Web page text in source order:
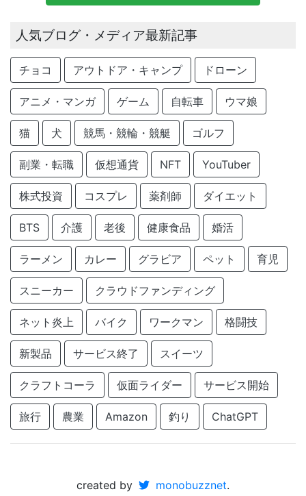
人気ブログ・メディア最新記事
チョコ アウトドア・キャンプ ドローン
アニメ・マンガ ゲーム 自転車 ウマ娘
猫 犬 競馬・競輪・競艇 ゴルフ
副業・転職 仮想通貨 NFT YouTuber
株式投資 コスプレ 薬剤師 ダイエット
BTS 介護 老後 健康食品 婚活
ラーメン カレー グラビア ペット 育児
スニーカー クラウドファンディング
ネット炎上 バイク ワークマン 格闘技
新製品 サービス終了 スイーツ
クラフトコーラ 仮面ライダー サービス開始
旅行 農業 Amazon 釣り ChatGPT
created by monobuzznet.